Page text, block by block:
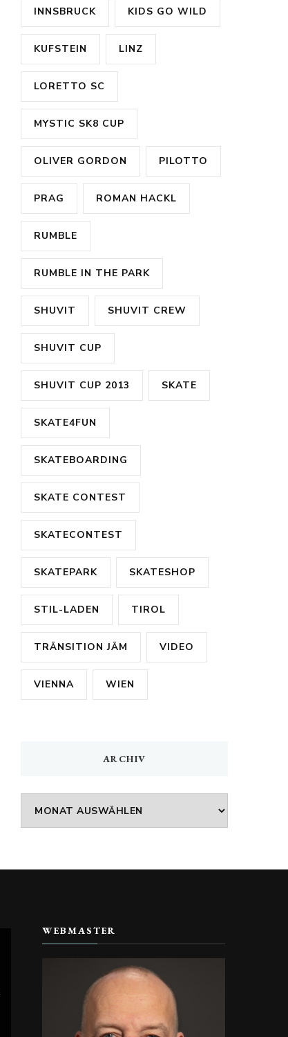
INNSBRUCK KIDS GO WILD
KUFSTEIN LINZ
LORETTO SC
MYSTIC SK8 CUP
OLIVER GORDON PILOTTO
PRAG ROMAN HACKL
RUMBLE
RUMBLE IN THE PARK
SHUVIT SHUVIT CREW
SHUVIT CUP
SHUVIT CUP 2013 SKATE
SKATE4FUN
SKATEBOARDING
SKATE CONTEST
SKATECONTEST
SKATEPARK SKATESHOP
STIL-LADEN TIROL
TRÄNSITION JÄM VIDEO
VIENNA WIEN
ARCHIV
Archiv
WEBMASTER